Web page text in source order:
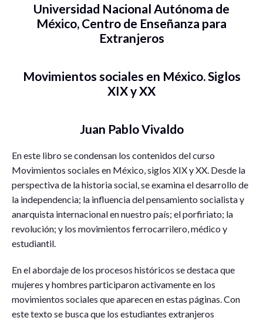
Universidad Nacional Autónoma de
México, Centro de Enseñanza para
Extranjeros
Movimientos sociales en México. Siglos
XIX y XX
Juan Pablo Vivaldo
En este libro se condensan los contenidos del curso
Movimientos sociales en México, siglos XIX y XX. Desde la
perspectiva de la historia social, se examina el desarrollo de
la independencia; la influencia del pensamiento socialista y
anarquista internacional en nuestro país; el porfiriato; la
revolución; y los movimientos ferrocarrilero, médico y
estudiantil.
En el abordaje de los procesos históricos se destaca que
mujeres y hombres participaron activamente en los
movimientos sociales que aparecen en estas páginas. Con
este texto se busca que los estudiantes extranjeros